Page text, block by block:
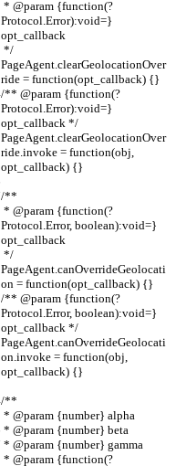
Protocol.Error):void=}
opt_callback
*/
PageAgent.clearGeolocationOver
ride = function(opt_callback) {}
/** @param {function(?
Protocol.Error):void=}
opt_callback */
PageAgent.clearGeolocationOver
ride.invoke = function(obj,
opt_callback) {}
/**
Protocol.Error, boolean):void=}
opt_callback
*/
PageAgent.canOverrideGeolocati
on = function(opt_callback) {}
/** @param {function(?
Protocol.Error, boolean):void=}
opt_callback */
PageAgent.canOverrideGeolocati
on.invoke = function(obj,
opt_callback) {}
/**
* @param {number} alpha
* @param {number} beta
* @param {number} gamma